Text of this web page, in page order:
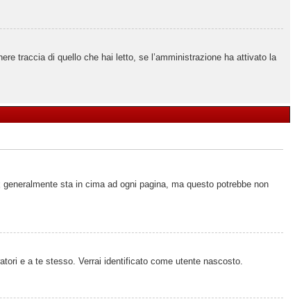
traccia di quello che hai letto, se l’amministrazione ha attivato la
sta in cima ad ogni pagina, ma questo potrebbe non
e a te stesso. Verrai identificato come utente nascosto.